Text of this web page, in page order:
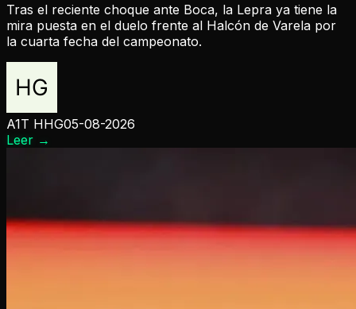
Tras el reciente choque ante Boca, la Lepra ya tiene la
mira puesta en el duelo frente al Halcón de Varela por
la cuarta fecha del campeonato.
A1T HHG05-08-2026
Leer →